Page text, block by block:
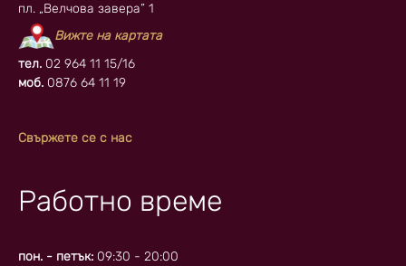
пл. „Велчова завера” 1
Вижте на картата
тел. 02 964 11 15/16
моб. 0876 64 11 19
Свържете се с нас
Работно време
пон. - петък: 09:30 - 20:00